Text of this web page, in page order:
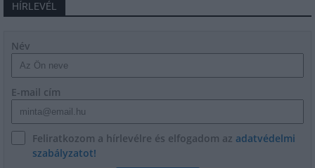
HÍRLEVÉL
Név
E-mail cím
Feliratkozom a hírlevélre és elfogadom az adatvédelmi
szabályzatot!